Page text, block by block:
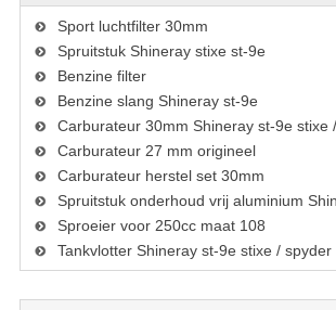
STUUR INRICHTING
VERLICHTING
WIEL OPHANGING
WIELEN EN BANDEN
SEGWAY QUADS
Sport luchtfilter 30mm
Spruitstuk Shineray stixe st-9e
Benzine filter
Benzine slang Shineray st-9e
Carburateur 30mm Shineray st-9e stixe
Carburateur 27 mm origineel
Carburateur herstel set 30mm
Spruitstuk onderhoud vrij aluminium
Sproeier voor 250cc maat 108
Tankvlotter Shineray st-9e stixe / spyder